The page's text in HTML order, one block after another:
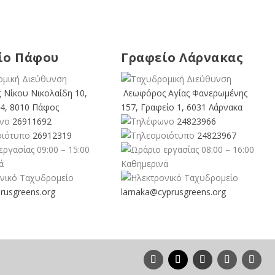
Πάφου
Νικολαίδη 10,
8010 Πάφος
26911692
26912319
09:00 – 15:00
Γραφείο Λάρνακας
Λεωφόρος Αγίας Φανερωμένης
157, Γραφείο 1, 6031 Λάρνακα
24823966
24823967
08:00 – 16:00
Καθημερινά
larnaka@cyprusgreens.org